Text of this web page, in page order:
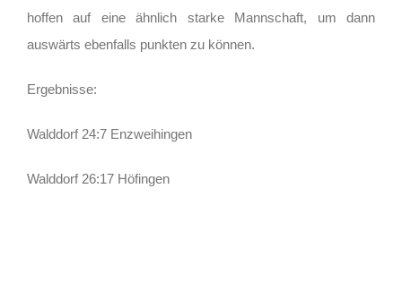
hoffen auf eine ähnlich starke Mannschaft, um dann
auswärts ebenfalls punkten zu können.
Ergebnisse:
Walddorf 24:7 Enzweihingen
Walddorf 26:17 Höfingen